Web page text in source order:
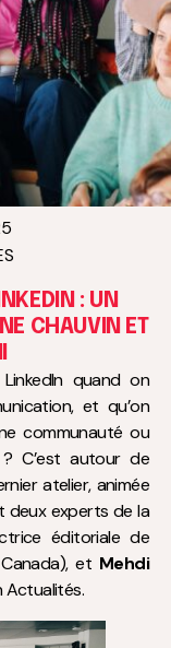
: UN
CHAUVIN ET
quand on
et qu’on
communauté ou
C’est autour de
atelier, animée
deux experts de la
éditoriale de
et Mehdi
Actualités.